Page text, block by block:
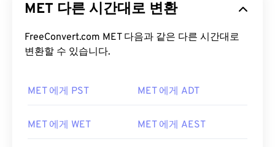
MET 다른 시간대로 변환
FreeConvert.com MET 다음과 같은 다른 시간대로
변환할 수 있습니다.
MET 에게 PST MET 에게 ADT
MET 에게 WET MET 에게 AEST